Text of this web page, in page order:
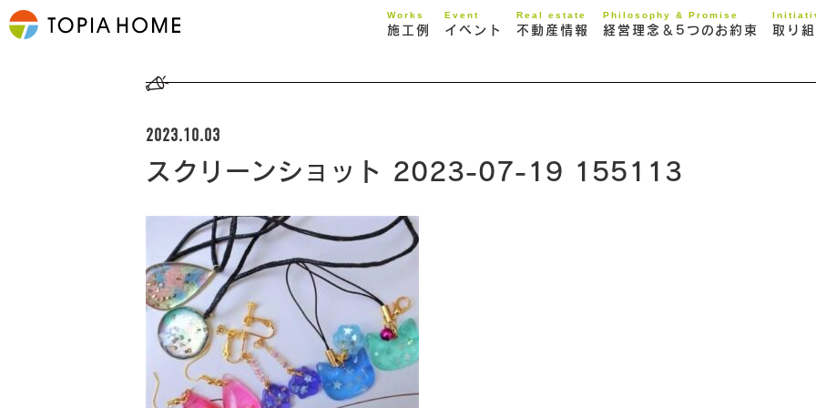
Works
施工例
Event
イベント
Real estate
不動産情報
Philosophy & Promise
経営理念＆5つのお約束 取り
2023.10.03
スクリーンショット 2023-07-19 155113